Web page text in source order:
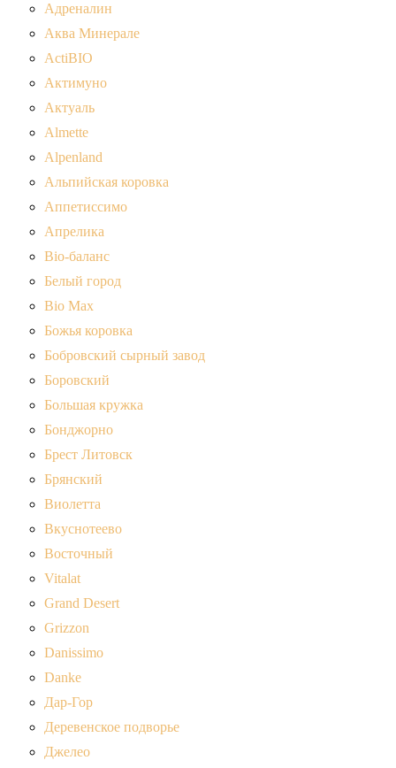
Адреналин
Аква Минерале
ActiBIO
Актимуно
Актуаль
Almette
Alpenland
Альпийская коровка
Аппетиссимо
Апрелика
Bio-баланс
Белый город
Bio Max
Божья коровка
Бобровский сырный завод
Боровский
Большая кружка
Бонджорно
Брест Литовск
Брянский
Виолетта
Вкуснотеево
Восточный
Vitalat
Grand Desert
Grizzon
Danissimo
Danke
Дар-Гор
Деревенское подворье
Джелео